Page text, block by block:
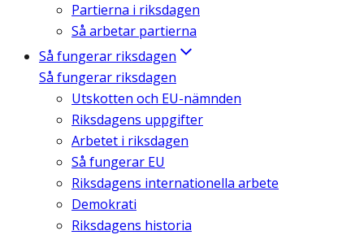
Partierna i riksdagen
Så arbetar partierna
Så fungerar riksdagen
Så fungerar riksdagen
Utskotten och EU-nämnden
Riksdagens uppgifter
Arbetet i riksdagen
Så fungerar EU
Riksdagens internationella arbete
Demokrati
Riksdagens historia